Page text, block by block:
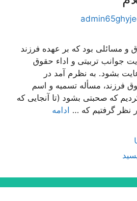
مسائلی بود كه بر عهده فرزند
جوانب تربیتی و اداء حقوق
بشود. به نظرم آمد در
مسأله تسمیه و اسم
كه صحبتی بشود (تا آنجایی كه
نظر گرفتیم كه … ادامه